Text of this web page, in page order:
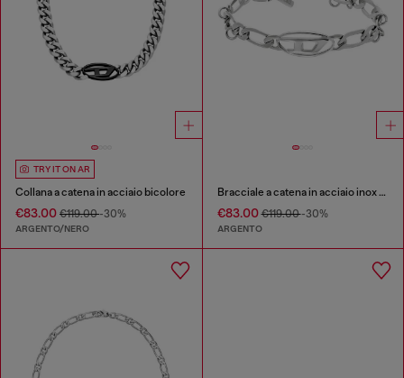
TRY IT ON AR
Collana a catena in acciaio bicolore
€83.00 €119.00-30%
ARGENTO/NERO
Bracciale a catena in acciaio inox e ottone
€83.00€119.00-30%
ARGENTO